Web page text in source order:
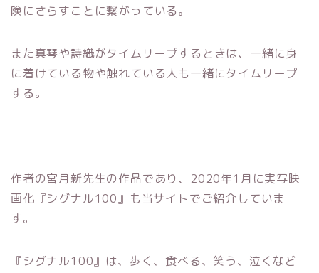
険にさらすことに繋がっている。
また真琴や詩織がタイムリープするときは、一緒に身
に着けている物や触れている人も一緒にタイムリープ
する。
作者の宮月新先生の作品であり、2020年1月に実写映
画化『シグナル100』も当サイトでご紹介していま
す。
『シグナル100』は、歩く、食べる、笑う、泣くなど